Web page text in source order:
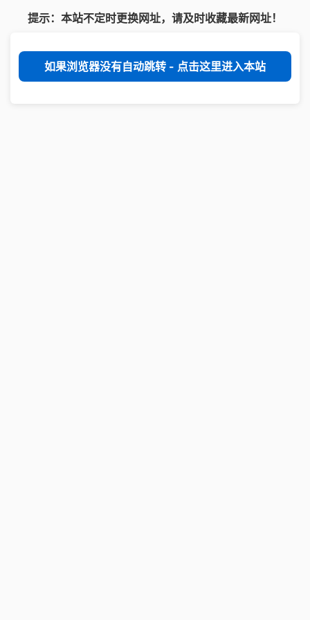
提示：本站不定时更换网址，请及时收藏最新网址！
如果浏览器没有自动跳转 - 点击这里进入本站